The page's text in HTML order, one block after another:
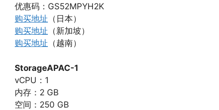
优惠码：GS52MPYH2K
购买地址 （日本）
购买地址 （新加坡）
购买地址 （越南）
StorageAPAC-1
vCPU：1
内存：2 GB
空间：250 GB